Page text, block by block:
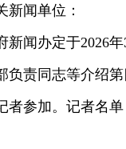
闻单位：
办定于2026年3
负责同志等介绍
者参加。记者名